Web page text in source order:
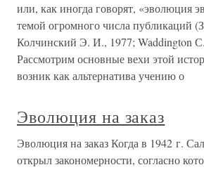
или, как иногда говорят, «эволюция
темой огромного числа публикаций
Колчинский Э. И., 1977; Waddington
Рассмотрим основные вехи этой
возник как альтернатива учению о
Эволюция на заказ
Эволюция на заказ Когда в 1942 г.
открыл закономерности, согласно